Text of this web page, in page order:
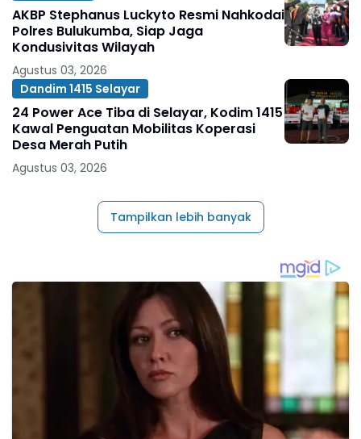
AKBP Stephanus Luckyto Resmi Nahkodai
Polres Bulukumba, Siap Jaga
Kondusivitas Wilayah
Agustus 03, 2026
Dandim 1415 Selayar
24 Power Ace Tiba di Selayar, Kodim 1415
Kawal Penguatan Mobilitas Koperasi
Desa Merah Putih
Agustus 03, 2026
Tampilkan lebih banyak